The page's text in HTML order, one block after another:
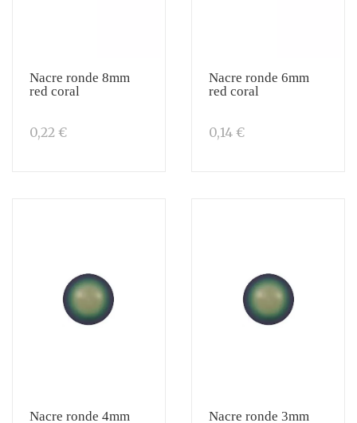
Nacre ronde 8mm
red coral
0,22 €
Nacre ronde 6mm
red coral
0,14 €
Nacre ronde 4mm
Nacre ronde 3mm